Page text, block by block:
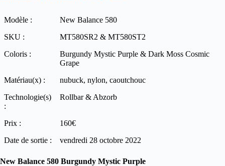
Modèle :
New Balance 580
SKU :
MT580SR2 & MT580ST2
Coloris :
Burgundy Mystic Purple & Dark Moss Cosmic
Grape
Matériau(x) :
nubuck, nylon, caoutchouc
Technologie(s)
:
Rollbar & Abzorb
Prix :
160€
Date de sortie :
vendredi 28 octobre 2022
New Balance 580 Burgundy Mystic Purple